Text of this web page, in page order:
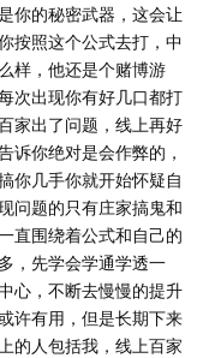
你的秘密武器，这会让
按照这个公式去打，中
样，他还是个赌博游
次出现你有好几口都打
家出了问题，线上再好
诉你绝对是会作弊的，
你几手你就开始怀疑自
问题的只有庄家搞鬼和
直围绕着公式和自己的
，先学会学通学透一
心，不断去慢慢的提升
许有用，但是长期下来
的人包括我，线上百家